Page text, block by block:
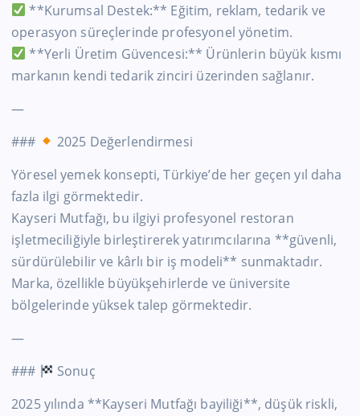
**Kurumsal Destek:** Eğitim, reklam, tedarik ve
operasyon süreçlerinde profesyonel yönetim.
**Yerli Üretim Güvencesi:** Ürünlerin büyük kısmı
markanın kendi tedarik zinciri üzerinden sağlanır.
—
###
2025 Değerlendirmesi
Yöresel yemek konsepti, Türkiye’de her geçen yıl daha
fazla ilgi görmektedir.
Kayseri Mutfağı, bu ilgiyi profesyonel restoran
işletmeciliğiyle birleştirerek yatırımcılarına **güvenli,
sürdürülebilir ve kârlı bir iş modeli** sunmaktadır.
Marka, özellikle büyükşehirlerde ve üniversite
bölgelerinde yüksek talep görmektedir.
—
###
Sonuç
2025 yılında **Kayseri Mutfağı bayiliği**, düşük riskli,